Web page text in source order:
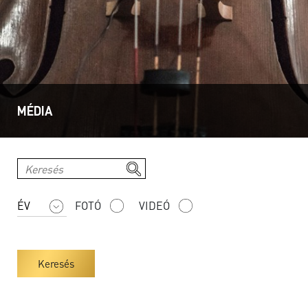
MÉDIA
FOTÓ VIDEÓ
Keresés